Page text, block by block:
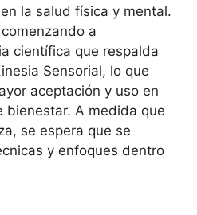
la salud física y mental.
a
científica que respalda
Sensorial, lo que
aceptación y uso en
bienestar. A medida que
se espera que se
y enfoques dentro